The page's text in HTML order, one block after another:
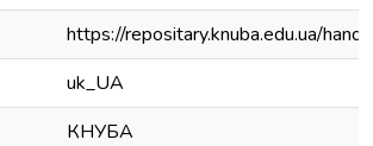
https://repositary.knuba.edu.ua/
uk_UA
КНУБА